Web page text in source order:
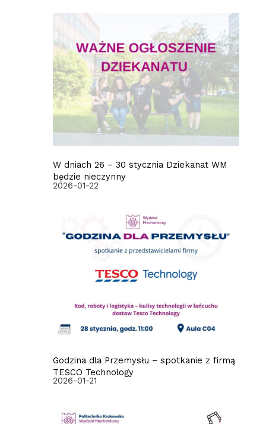
W dniach 26 – 30 stycznia Dziekanat WM
będzie nieczynny
2026-01-22
Godzina dla Przemysłu – spotkanie z firmą
TESCO Technology
2026-01-21